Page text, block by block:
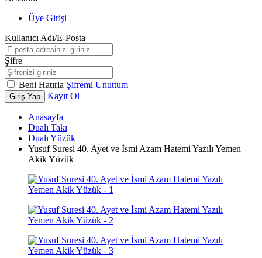
Üye Girişi
Kullanıcı Adı/E-Posta
Şifre
Beni Hatırla Şifremi Unuttum
Giriş Yap Kayıt Ol
Anasayfa
Dualı Takı
Dualı Yüzük
Yusuf Suresi 40. Ayet ve İsmi Azam Hatemi Yazılı Yemen
Akik Yüzük